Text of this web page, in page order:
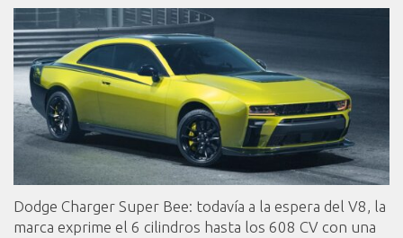
Dodge Charger Super Bee: todavía a la espera del V8, la
marca exprime el 6 cilindros hasta los 608 CV con una